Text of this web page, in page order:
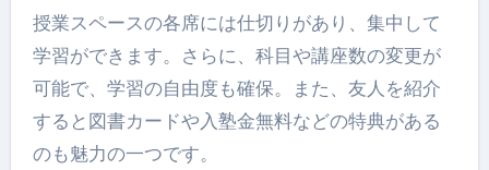
授業スペースの各席には仕切りがあり、集中して
学習ができます。さらに、科目や講座数の変更が
可能で、学習の自由度も確保。また、友人を紹介
すると図書カードや入塾金無料などの特典がある
のも魅力の一つです。